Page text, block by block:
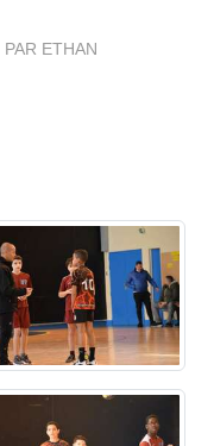
PAR ETHAN